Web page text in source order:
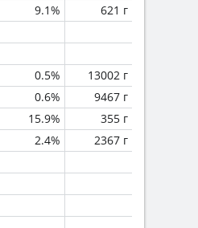
9.1%
621 г
0.5%
13002 г
0.6%
9467 г
15.9%
355 г
2.4% 2367 г